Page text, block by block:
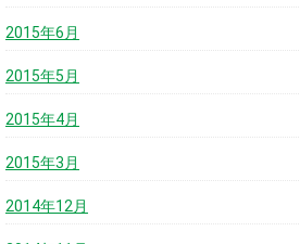
2015年6月
2015年5月
2015年4月
2015年3月
2014年12月